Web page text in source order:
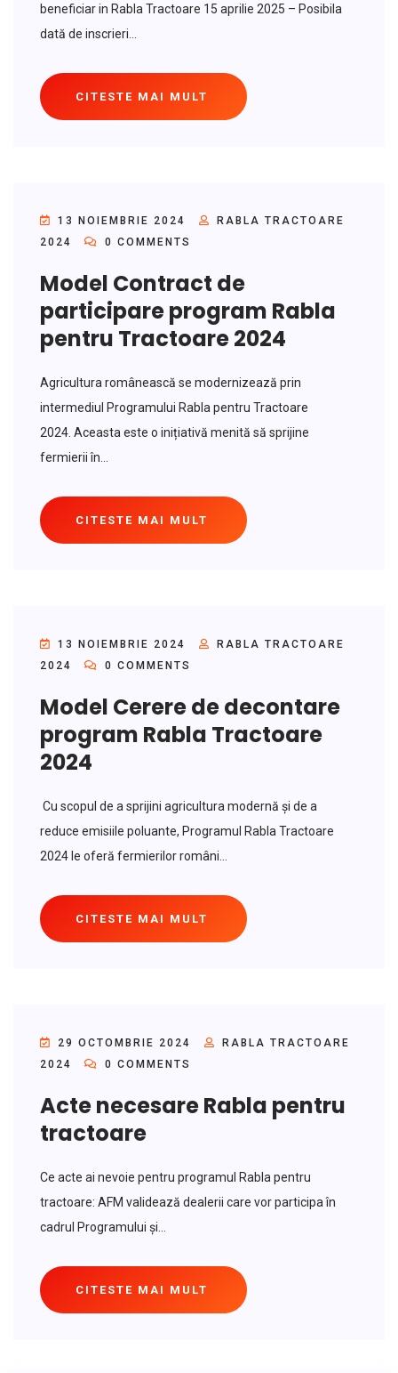
beneficiar in Rabla Tractoare 15 aprilie 2025 – Posibila
dată de inscrieri...
CITESTE MAI MULT
13 NOIEMBRIE 2024
RABLA TRACTOARE
2024
0 COMMENTS
Model Contract de
participare program Rabla
pentru Tractoare 2024
Agricultura românească se modernizează prin
intermediul Programului Rabla pentru Tractoare
2024. Aceasta este o inițiativă menită să sprijine
fermierii în...
CITESTE MAI MULT
13 NOIEMBRIE 2024
RABLA TRACTOARE
2024
0 COMMENTS
Model Cerere de decontare
program Rabla Tractoare
2024
Cu scopul de a sprijini agricultura modernă și de a
reduce emisiile poluante, Programul Rabla Tractoare
2024 le oferă fermierilor români...
CITESTE MAI MULT
29 OCTOMBRIE 2024
RABLA TRACTOARE
2024
0 COMMENTS
Acte necesare Rabla pentru
tractoare
Ce acte ai nevoie pentru programul Rabla pentru
tractoare: AFM validează dealerii care vor participa în
cadrul Programului și...
CITESTE MAI MULT